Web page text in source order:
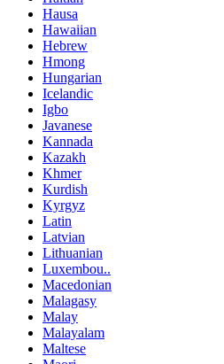
Hausa
Hawaiian
Hebrew
Hmong
Hungarian
Icelandic
Igbo
Javanese
Kannada
Kazakh
Khmer
Kurdish
Kyrgyz
Latin
Latvian
Lithuanian
Luxembou..
Macedonian
Malagasy
Malay
Malayalam
Maltese